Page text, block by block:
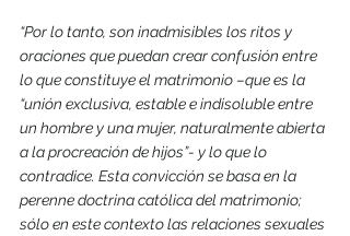
“Por lo tanto, son inadmisibles los ritos y
oraciones que puedan crear confusión entre
lo que constituye el matrimonio –que es la
“unión exclusiva, estable e indisoluble entre
un hombre y una mujer, naturalmente abierta
a la procreación de hijos”- y lo que lo
contradice. Esta convicción se basa en la
perenne doctrina católica del matrimonio;
sólo en este contexto las relaciones sexuales